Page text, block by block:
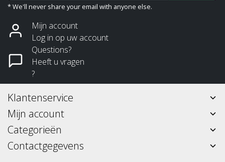
* We'll never share your email with anyone else.
Mijn account
Log in op uw account
Questions?
Heeft u vragen
?
Klantenservice
Mijn account
Categorieën
Contactgegevens